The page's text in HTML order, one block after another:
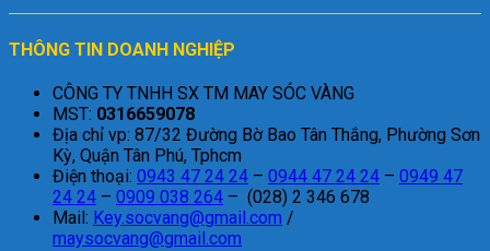
THÔNG TIN DOANH NGHIỆP
CÔNG TY TNHH SX TM MAY SÓC VÀNG
MST: 0316659078
Địa chỉ vp: 87/32 Đường Bờ Bao Tân Thắng, Phường Sơn
Kỳ, Quận Tân Phú, Tphcm
Điện thoại: 0943 47 24 24 – 0944 47 24 24 – 0949 47
24 24 – 0909 038 264 – (028) 2 346 678
Mail: Key.socvang@gmail.com /
maysocvang@gmail.com